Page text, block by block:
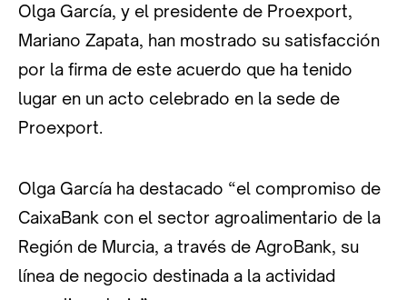
Olga García, y el presidente de Proexport,
Mariano Zapata, han mostrado su satisfacción
por la firma de este acuerdo que ha tenido
lugar en un acto celebrado en la sede de
Proexport.
Olga García ha destacado “el compromiso de
CaixaBank con el sector agroalimentario de la
Región de Murcia, a través de AgroBank, su
línea de negocio destinada a la actividad